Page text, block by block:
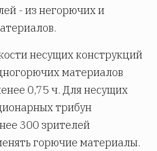
- из негорючих и
несущих конструкций
материалов
0,75 ч. Для несущих
трибун
300 зрителей
горючие материалы.